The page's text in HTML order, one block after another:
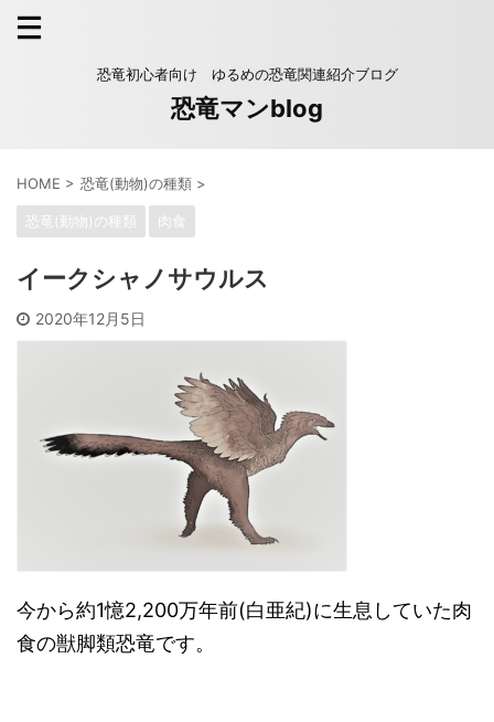
恐竜初心者向け ゆるめの恐竜関連紹介ブログ
恐竜マンblog
HOME > 恐竜(動物)の種類 >
恐竜(動物)の種類 肉食
イークシャノサウルス
2020年12月5日
今から約1憶2,200万年前(白亜紀)に生息していた肉
食の獣脚類恐竜です。